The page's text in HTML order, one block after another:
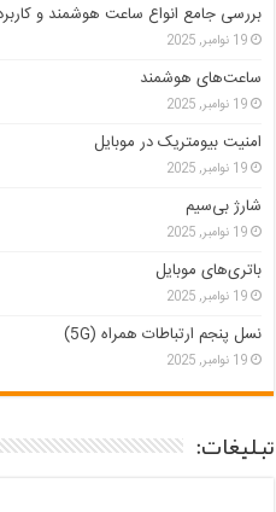
بررسی جامع انواع ساعت هوشمند و
19 نوامبر, 2025
ساعت‌های هوشمند
19 نوامبر, 2025
امنیت بیومتریک در موبایل
19 نوامبر, 2025
شارژ بی‌سیم
19 نوامبر, 2025
باتری‌های موبایل
19 نوامبر, 2025
نسل پنجم ارتباطات همراه (5G)
19 نوامبر, 2025
تبلیغات: